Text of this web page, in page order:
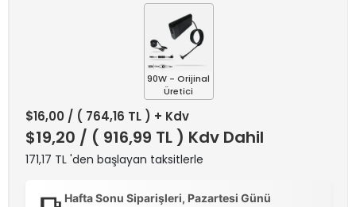
90W - Orijinal
Üretici
$16,00 / ( 764,16 TL ) + Kdv
$19,20 / ( 916,99 TL ) Kdv Dahil
171,17 TL 'den başlayan taksitlerle
Hafta Sonu Siparişleri, Pazartesi Günü